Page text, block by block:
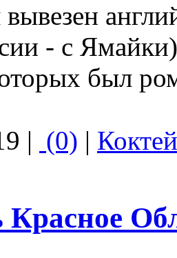
- с
был
| (0) |
Красное